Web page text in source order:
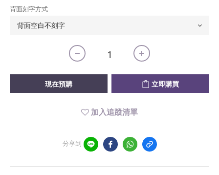
背面刻字方式
現在預購 立即購買
加入追蹤清單
分享到